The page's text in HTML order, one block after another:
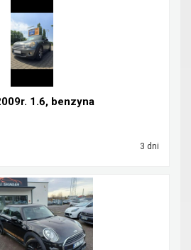
1.6, benzyna
3 dni